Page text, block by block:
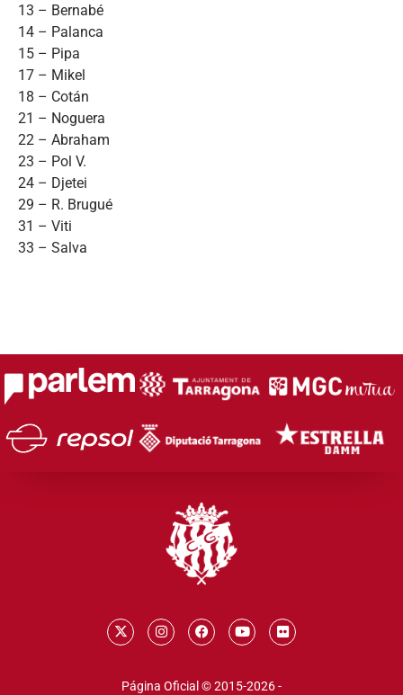
13 – Bernabé
14 – Palanca
15 – Pipa
17 – Mikel
18 – Cotán
21 – Noguera
22 – Abraham
23 – Pol V.
24 – Djetei
29 – R. Brugué
31 – Viti
33 – Salva
Página Oficial © 2015-2026 -